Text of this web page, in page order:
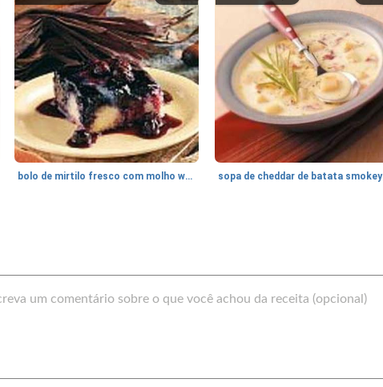
bolo de mirtilo fresco com molho wojapi sopa de cheddar de batata smokey